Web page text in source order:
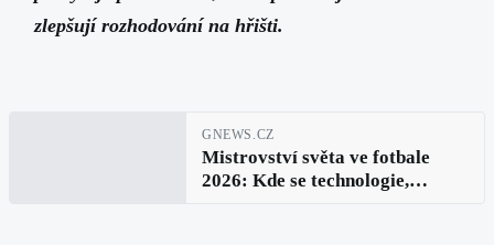
zlepšují rozhodování na hřišti.
GNEWS.CZ
Mistrovství světa ve fotbale
2026: Kde se technologie,